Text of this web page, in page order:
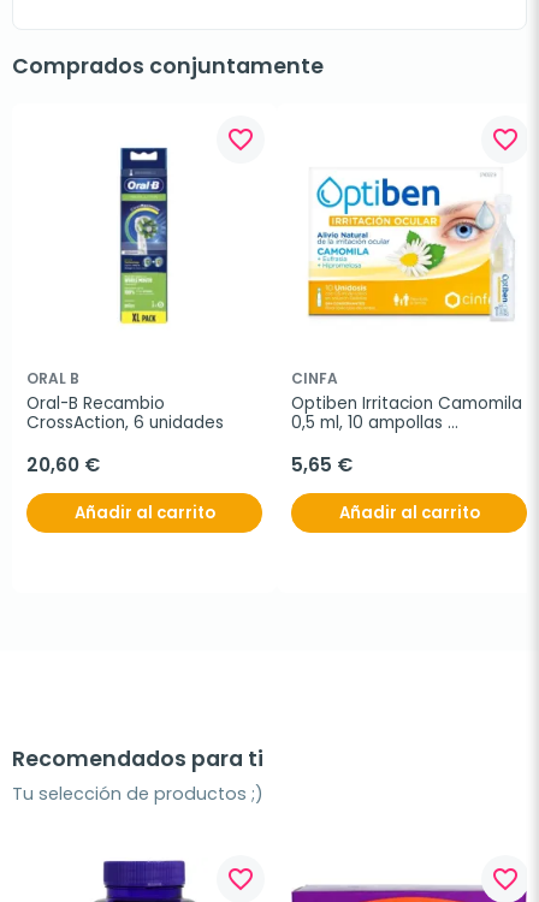
Comprados conjuntamente
favorite_border
ORAL B
Oral-B Recambio
CrossAction, 6 unidades
20,60 €
Añadir al carrito
favorite_border
CINFA
Optiben Irritacion Camomila
0,5 ml, 10 ampollas
5,65 €
Añadir al carrito
Recomendados para ti
Tu selección de productos ;)
favorite_border favorite_border